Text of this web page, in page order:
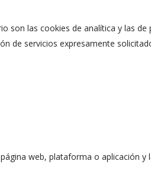
son las cookies de analítica y las de
de servicios expresamente
web, plataforma o aplicación